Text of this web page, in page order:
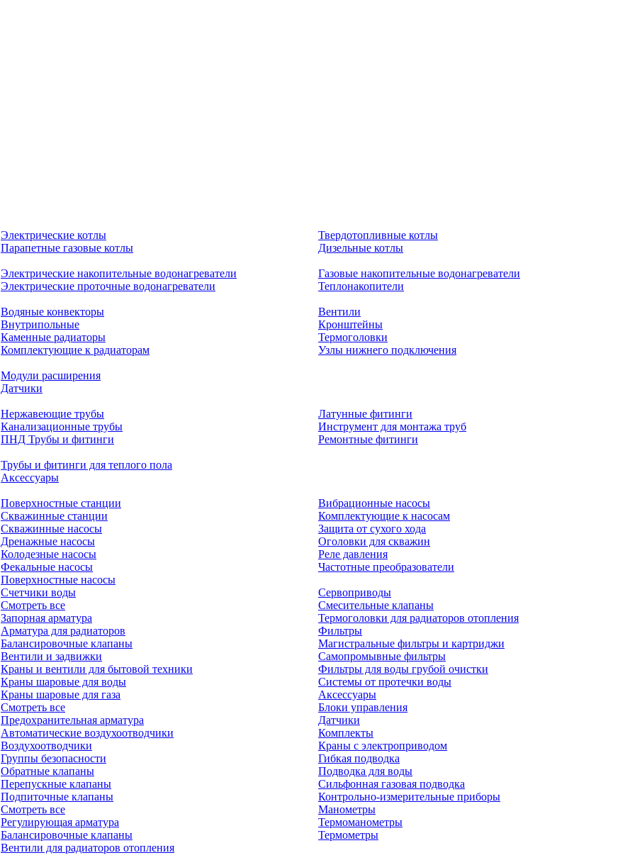
Электрические котлы
Парапетные газовые котлы
Твердотопливные котлы
Дизельные котлы
Электрические накопительные водонагреватели
Электрические проточные водонагреватели
Газовые накопительные водонагреватели
Теплонакопители
Водяные конвекторы
Внутрипольные
Каменные радиаторы
Комплектующие к радиаторам
Вентили
Кронштейны
Термоголовки
Узлы нижнего подключения
Модули расширения
Датчики
Нержавеющие трубы
Канализационные трубы
ПНД Трубы и фитинги
Латунные фитинги
Инструмент для монтажа труб
Ремонтные фитинги
Трубы и фитинги для теплого пола
Аксессуары
Поверхностные станции
Скважинные станции
Скважинные насосы
Дренажные насосы
Колодезные насосы
Фекальные насосы
Поверхностные насосы
Вибрационные насосы
Комплектующие к насосам
Защита от сухого хода
Оголовки для скважин
Реле давления
Частотные преобразователи
Счетчики воды
Смотреть все
Запорная арматура
Арматура для радиаторов
Балансировочные клапаны
Вентили и задвижки
Краны и вентили для бытовой техники
Краны шаровые для воды
Краны шаровые для газа
Смотреть все
Предохранительная арматура
Автоматические воздухоотводчики
Воздухоотводчики
Группы безопасности
Обратные клапаны
Перепускные клапаны
Подпиточные клапаны
Смотреть все
Регулирующая арматура
Балансировочные клапаны
Вентили для радиаторов отопления
Сервоприводы
Смесительные клапаны
Термоголовки для радиаторов отопления
Фильтры
Магистральные фильтры и картриджи
Самопромывные фильтры
Фильтры для воды грубой очистки
Системы от протечки воды
Аксессуары
Блоки управления
Датчики
Комплекты
Краны с электроприводом
Гибкая подводка
Подводка для воды
Сильфонная газовая подводка
Контрольно-измерительные приборы
Манометры
Термоманометры
Термометры